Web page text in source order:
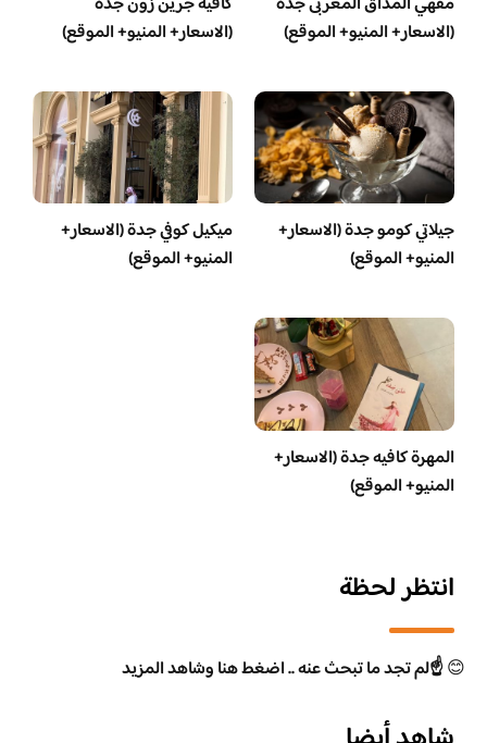
(الاسعار+ المنيو+ الموقع)
(الاسعار+ المنيو+ الموقع)
جيلاتي كومو جدة (الاسعار+
المنيو+ الموقع)
ميكيل كوفي جدة (الاسعار+
المنيو+ الموقع)
المهرة كافيه جدة (الاسعار+
المنيو+ الموقع)
انتظر لحظة
😊☝️لم تجد ما تبحث عنه .. اضغط هنا وشاهد المزيد